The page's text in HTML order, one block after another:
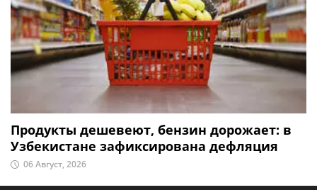
Продукты дешевеют, бензин дорожает: в
Узбекистане зафиксирована дефляция
06 Август, 2026